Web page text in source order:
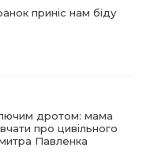
навички
батьками
фонду
чотири роки світлої
приніс нам біду
дротом: мама
про цивільного
Павленка